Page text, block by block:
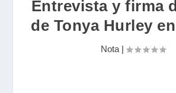
Entrevista y firma
de Tonya Hurley
Nota|